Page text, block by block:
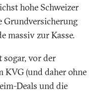
hohe Schweizer
Grundversicherung
massiv zur Kasse.
sogar, vor der
KVG (und daher ohne
Deals und die